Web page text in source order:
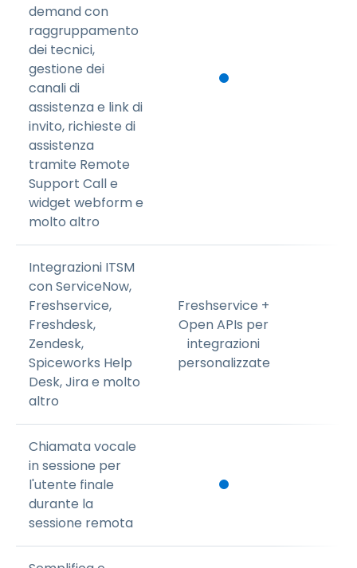
demand con
raggruppamento
dei tecnici,
gestione dei
canali di
assistenza e link di
invito, richieste di
assistenza
tramite Remote
Support Call e
widget webform e
molto altro
Integrazioni ITSM
con ServiceNow,
Freshservice,
Freshdesk,
Zendesk,
Spiceworks Help
Desk, Jira e molto
altro
Freshservice +
Open APIs per
integrazioni
personalizzate
Chiamata vocale
in sessione per
l'utente finale
durante la
sessione remota